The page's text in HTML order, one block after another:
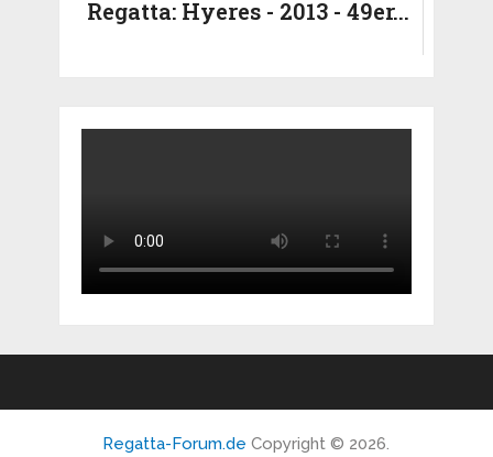
Regatta: Hyeres - 2013 - 49er...
Regatta-Forum.de Copyright © 2026.